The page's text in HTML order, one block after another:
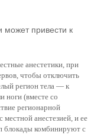
привести к
анестетики, при
чтобы отключить
регион тела — к
ноги (вместе со
регионарной
анестезией, и ее
блокады комбинируют с